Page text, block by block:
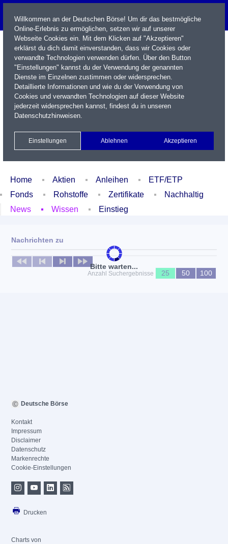
Name / WKN / ISIN / Kürzel
Xetra Realtime
Watchlist Portfolio Login
Home Aktien Anleihen
ETF/ETP
Fonds
Rohstoffe Zertifikate
Nachhaltig
News
Wissen Einstieg
Bitte warten...
Nachrichten zu
Keine News verfügbar
Anzahl Suchergebnisse
25 50 100
Willkommen an der Deutschen Börse! Um dir das bestmögliche
Online-Erlebnis zu ermöglichen, setzen wir auf unserer
Webseite Cookies ein. Mit dem Klicken auf "Akzeptieren"
erklärst du dich damit einverstanden, dass wir Cookies oder
verwandte Technologien verwenden dürfen. Über den Button
"Einstellungen" kannst du der Verwendung der genannten
Dienste im Einzelnen zustimmen oder widersprechen.
Detaillierte Informationen und wie du der Verwendung von
Cookies und verwandten Technologien auf dieser Website
jederzeit widersprechen kannst, findest du in unseren
Datenschutzhinweisen.
Einstellungen Ablehnen Akzeptieren
Deutsche Börse
Kontakt
Impressum
Disclaimer
Datenschutz
Markenrechte
Cookie-Einstellungen
Drucken
Charts von